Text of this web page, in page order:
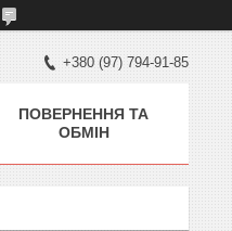
+380 (97) 794-91-85
ПОВЕРНЕННЯ ТА
ОБМІН